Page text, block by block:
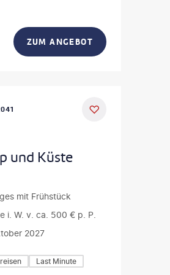
ZUM ANGEBOT
und Küste
mit Frühstück
i. W. v. ca. 500 € p. P.
2027
Last Minute